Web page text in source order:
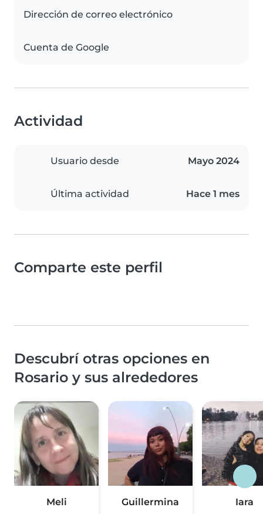
Dirección de correo electrónico
Cuenta de Google
Actividad
Usuario desde Mayo 2024
Última actividad Hace 1 mes
Comparte este perfil
Descubrí otras opciones en
Rosario y sus alrededores
Meli Guillermina Iara